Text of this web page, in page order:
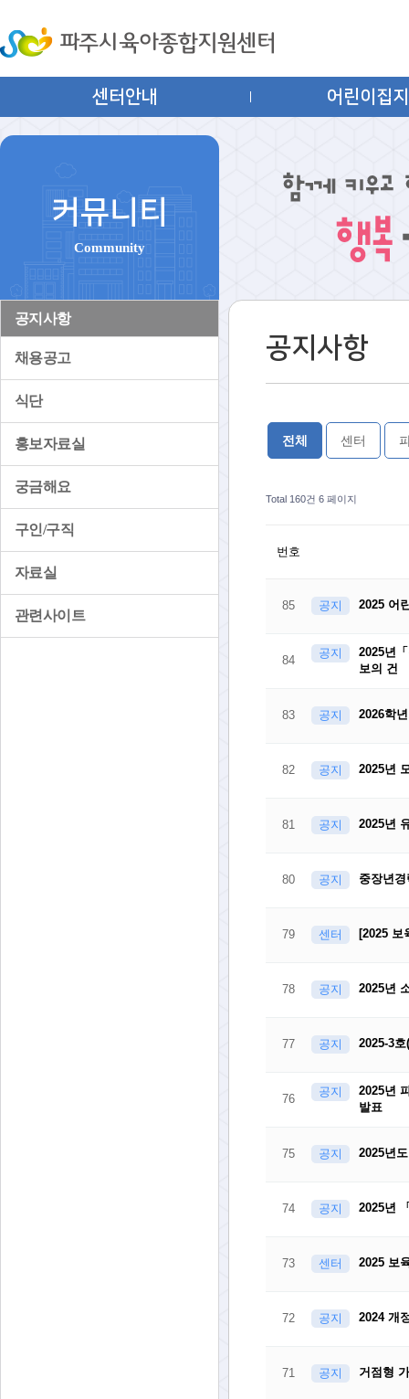
센터안내 어린이집
커뮤니티
Community
공지사항
채용공고
식단
홍보자료실
궁금해요
구인/구직
자료실
관련사이트
공지사항
전체 센터
Total 160건 6 페이지
번호
85 공지 2025 어
84 공지
2025년
보의 건
83 공지 2026학
82 공지 2025년
81 공지 2025년
80 공지 중장년
79 센터 [2025 보
78 공지 2025년
77 공지 2025-3
76 공지
2025년
발표
75 공지 2025년
74 공지 2025년
73 센터 2025 보
72 공지 2024 개
71 공지 거점형